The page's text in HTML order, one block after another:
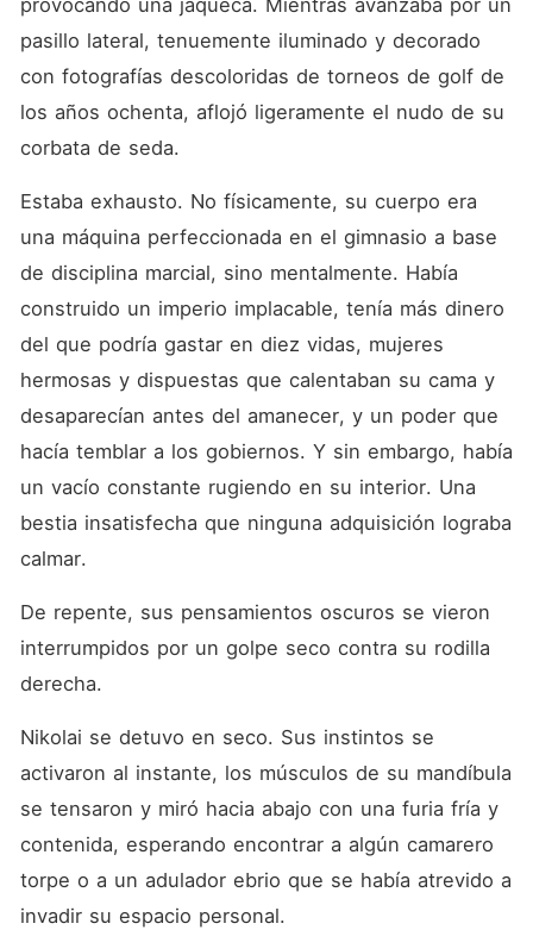
provocando una jaqueca. Mientras avanzaba por un
pasillo lateral, tenuemente iluminado y decorado
con fotografías descoloridas de torneos de golf de
los años ochenta, aflojó ligeramente el nudo de su
corbata de seda.
Estaba exhausto. No físicamente, su cuerpo era
una máquina perfeccionada en el gimnasio a base
de disciplina marcial, sino mentalmente. Había
construido un imperio implacable, tenía más dinero
del que podría gastar en diez vidas, mujeres
hermosas y dispuestas que calentaban su cama y
desaparecían antes del amanecer, y un poder que
hacía temblar a los gobiernos. Y sin embargo, había
un vacío constante rugiendo en su interior. Una
bestia insatisfecha que ninguna adquisición lograba
calmar.
De repente, sus pensamientos oscuros se vieron
interrumpidos por un golpe seco contra su rodilla
derecha.
Nikolai se detuvo en seco. Sus instintos se
activaron al instante, los músculos de su mandíbula
se tensaron y miró hacia abajo con una furia fría y
contenida, esperando encontrar a algún camarero
torpe o a un adulador ebrio que se había atrevido a
invadir su espacio personal.